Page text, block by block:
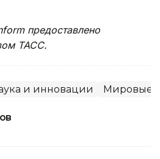
предоставлено
ТАСС.
и инновации Мировые